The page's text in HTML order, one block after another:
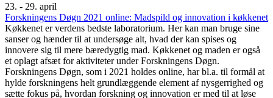
23. - 29. april
Forskningens Døgn 2021 online: Madspild og innovation i køkkenet
Køkkenet er verdens bedste laboratorium. Her kan man bruge sine
sanser og hænder til at undersøge alt, hvad der kan spises og
innovere sig til mere bæredygtig mad. Køkkenet og maden er også
et oplagt afsæt for aktiviteter under Forskningens Døgn.
Forskningens Døgn, som i 2021 holdes online, har bl.a. til formål at
hylde forskningens helt grundlæggende element af nysgerrighed og
sætte fokus på, hvordan forskning og innovation er med til at løse